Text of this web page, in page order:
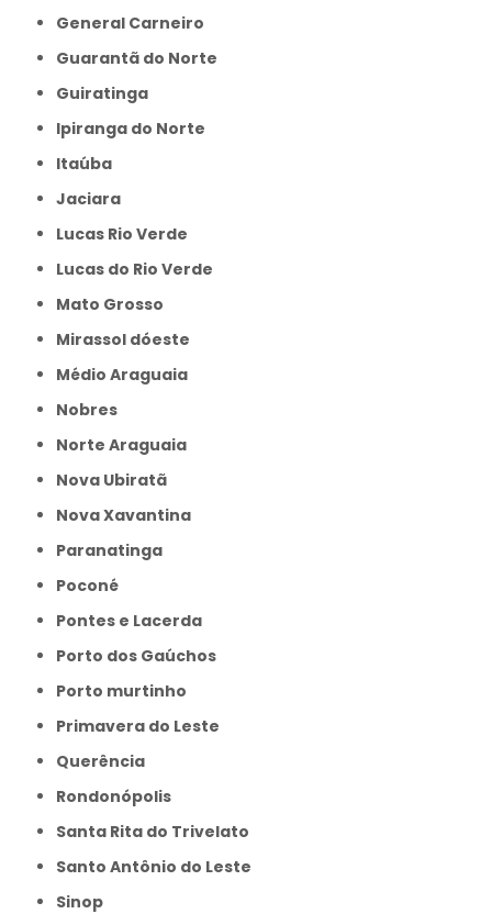
General Carneiro
Guarantã do Norte
Guiratinga
Ipiranga do Norte
Itaúba
Jaciara
Lucas Rio Verde
Lucas do Rio Verde
Mato Grosso
Mirassol dóeste
Médio Araguaia
Nobres
Norte Araguaia
Nova Ubiratã
Nova Xavantina
Paranatinga
Poconé
Pontes e Lacerda
Porto dos Gaúchos
Porto murtinho
Primavera do Leste
Querência
Rondonópolis
Santa Rita do Trivelato
Santo Antônio do Leste
Sinop